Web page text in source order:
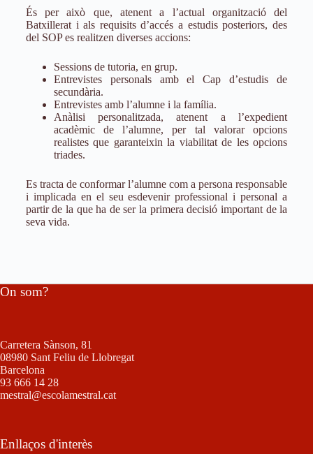
És per això que, atenent a l’actual organització del
Batxillerat i als requisits d’accés a estudis posteriors, des
del SOP es realitzen diverses accions:
Sessions de tutoria, en grup.
Entrevistes personals amb el Cap d’estudis de
secundària.
Entrevistes amb l’alumne i la família.
Anàlisi personalitzada, atenent a l’expedient
acadèmic de l’alumne, per tal valorar opcions
realistes que garanteixin la viabilitat de les opcions
triades.
Es tracta de conformar l’alumne com a persona responsable
i implicada en el seu esdevenir professional i personal a
partir de la que ha de ser la primera decisió important de la
seva vida.
On som?
Carretera Sànson, 81
08980 Sant Feliu de Llobregat
Barcelona
93 666 14 28
mestral@escolamestral.cat
Enllaços d'interès